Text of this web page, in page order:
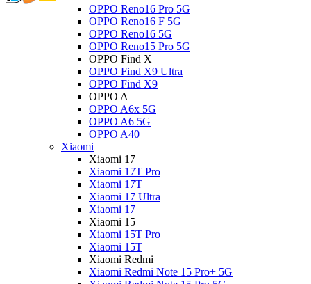
OPPO Reno16 Pro 5G
OPPO Reno16 F 5G
OPPO Reno16 5G
OPPO Reno15 Pro 5G
OPPO Find X
OPPO Find X9 Ultra
OPPO Find X9
OPPO A
OPPO A6x 5G
OPPO A6 5G
OPPO A40
Xiaomi
Xiaomi 17
Xiaomi 17T Pro
Xiaomi 17T
Xiaomi 17 Ultra
Xiaomi 17
Xiaomi 15
Xiaomi 15T Pro
Xiaomi 15T
Xiaomi Redmi
Xiaomi Redmi Note 15 Pro+ 5G